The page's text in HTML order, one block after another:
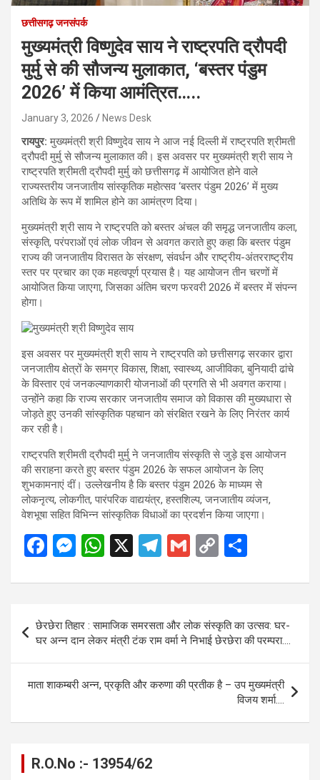
छत्तीसगढ़ जनसंपर्क
मुख्यमंत्री विष्णुदेव साय ने राष्ट्रपति द्रौपदी
मुर्मु से की सौजन्य मुलाकात, ‘बस्तर पंडुम
2026’ में किया आमंत्रित…..
January 3, 2026 News Desk
रायपुर: मुख्यमंत्री श्री विष्णुदेव साय ने आज नई दिल्ली में राष्ट्रपति श्रीमती
द्रौपदी मुर्मु से सौजन्य मुलाकात की। इस अवसर पर मुख्यमंत्री श्री साय ने
राष्ट्रपति श्रीमती द्रौपदी मुर्मु को छत्तीसगढ़ में आयोजित होने वाले
राज्यस्तरीय जनजातीय सांस्कृतिक महोत्सव ‘बस्तर पंडुम 2026’ में मुख्य
अतिथि के रूप में शामिल होने का आमंत्रण दिया।
मुख्यमंत्री श्री साय ने राष्ट्रपति को बस्तर अंचल की समृद्ध जनजातीय कला,
संस्कृति, परंपराओं एवं लोक जीवन से अवगत कराते हुए कहा कि बस्तर पंडुम
राज्य की जनजातीय विरासत के संरक्षण, संवर्धन और राष्ट्रीय-अंतरराष्ट्रीय
स्तर पर प्रचार का एक महत्वपूर्ण प्रयास है। यह आयोजन तीन चरणों में
आयोजित किया जाएगा, जिसका अंतिम चरण फरवरी 2026 में बस्तर में संपन्न
होगा।
इस अवसर पर मुख्यमंत्री श्री साय ने राष्ट्रपति को छत्तीसगढ़ सरकार द्वारा
जनजातीय क्षेत्रों के समग्र विकास, शिक्षा, स्वास्थ्य, आजीविका, बुनियादी ढांचे
के विस्तार एवं जनकल्याणकारी योजनाओं की प्रगति से भी अवगत कराया।
उन्होंने कहा कि राज्य सरकार जनजातीय समाज को विकास की मुख्यधारा से
जोड़ते हुए उनकी सांस्कृतिक पहचान को संरक्षित रखने के लिए निरंतर कार्य
कर रही है।
राष्ट्रपति श्रीमती द्रौपदी मुर्मु ने जनजातीय संस्कृति से जुड़े इस आयोजन
की सराहना करते हुए बस्तर पंडुम 2026 के सफल आयोजन के लिए
शुभकामनाएं दीं। उल्लेखनीय है कि बस्तर पंडुम 2026 के माध्यम से
लोकनृत्य, लोकगीत, पारंपरिक वाद्ययंत्र, हस्तशिल्प, जनजातीय व्यंजन,
वेशभूषा सहित विभिन्न सांस्कृतिक विधाओं का प्रदर्शन किया जाएगा।
F
ce
b
o
o
k
M
se
g
er
W
at
s
A
p
p
X
T
e
gr
a
m
G
ail
C
py
Li
n
k
ar
Post
navigation
छेरछेरा तिहार : सामाजिक समरसता और लोक संस्कृति का उत्सव: घर-
घर अन्न दान लेकर मंत्री टंक राम वर्मा ने निभाई छेरछेरा की परम्परा….
माता शाकम्बरी अन्न, प्रकृति और करुणा की प्रतीक है – उप मुख्यमंत्री
विजय शर्मा….
R.O.No :- 13954/62